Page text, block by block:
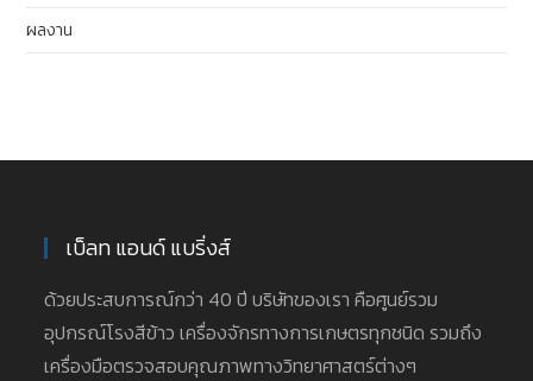
ผลงาน
เบ็ลท แอนด์ แบริ่งส์
ด้วยประสบการณ์กว่า 40 ปี บริษัทของเรา คือศูนย์รวม
อุปกรณ์โรงสีข้าว เครื่องจักรทางการเกษตรทุกชนิด รวมถึง
เครื่องมือตรวจสอบคุณภาพทางวิทยาศาสตร์ต่างๆ